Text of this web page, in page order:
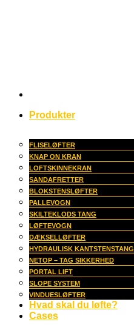
Produkter
FLISELØFTER
KNAP ON KRAN
LOFTSKINNEKRAN
SANDAFRETTER
BLOKSTENSLØFTER
PALLEVOGN
SKILTEKLODS TANG
LØFTEVOGN
DÆKSELLØFTER
HYDRAULISK KANTSTENSTANG
NETOP – TAG SIKKERHED
PORTAL LIFT
SLOPE SYSTEM
VINDUESLØFTER
Hvad skal du løfte?
Cases